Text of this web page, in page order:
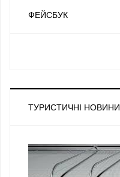
ФЕЙСБУК
ТУРИСТИЧНІ НОВИНИ